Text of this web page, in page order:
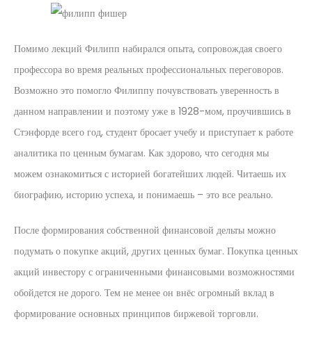
Помимо лекций Филипп набирался опыта, сопровождая своего
профессора во время реальных профессиональных переговоров.
Возможно это помогло Филиппу почувствовать уверенность в
данном направлении и поэтому уже в 1928-мом, проучившись в
Стэнфорде всего год, студент бросает учебу и приступает к работе
аналитика по ценным бумагам. Как здорово, что сегодня мы
можем ознакомиться с историей богатейших людей. Читаешь их
биографию, историю успеха, и понимаешь – это все реально.
После формирования собственной финансовой дельты можно
подумать о покупке акций, других ценных бумаг. Покупка ценных
акций инвестору с ограниченными финансовыми возможностями
обойдется не дорого. Тем не менее он внёс огромный вклад в
формирование основных принципов биржевой торговли.